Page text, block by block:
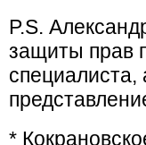
P.S.
защиты прав
специалиста,
*